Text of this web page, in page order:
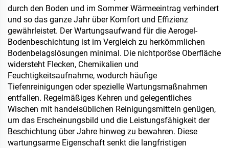
durch den Boden und im Sommer Wärmeeintrag verhindert
und so das ganze Jahr über Komfort und Effizienz
gewährleistet. Der Wartungsaufwand für die Aerogel-
Bodenbeschichtung ist im Vergleich zu herkömmlichen
Bodenbelagslösungen minimal. Die nichtporöse Oberfläche
widersteht Flecken, Chemikalien und
Feuchtigkeitsaufnahme, wodurch häufige
Tiefenreinigungen oder spezielle Wartungsmaßnahmen
entfallen. Regelmäßiges Kehren und gelegentliches
Wischen mit handelsüblichen Reinigungsmitteln genügen,
um das Erscheinungsbild und die Leistungsfähigkeit der
Beschichtung über Jahre hinweg zu bewahren. Diese
wartungsarme Eigenschaft senkt die langfristigen